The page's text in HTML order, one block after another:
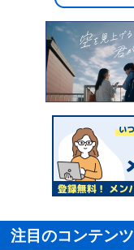
注目のコンテンツ